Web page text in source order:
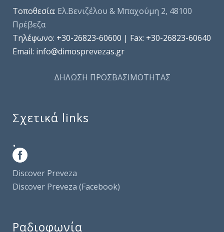
Τοποθεσία: Ελ.Βενιζέλου & Μπαχούμη 2, 48100
Πρέβεζα
Τηλέφωνo: +30-26823-60600 | Fax: +30-26823-60640
Email: info@dimosprevezas.gr
ΔΗΛΩΣΗ ΠΡΟΣΒΑΣΙΜΟΤΗΤΑΣ
Σχετικά links
.
Discover Preveza
Discover Preveza (Facebook)
Ραδιοφωνία